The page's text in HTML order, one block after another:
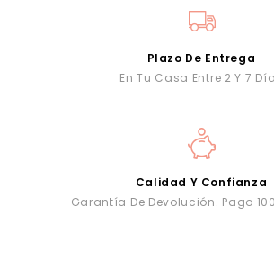
Plazo De Entrega
En Tu Casa Entre 2 Y 7
Calidad Y Confianza
Garantía De Devolución. Pago